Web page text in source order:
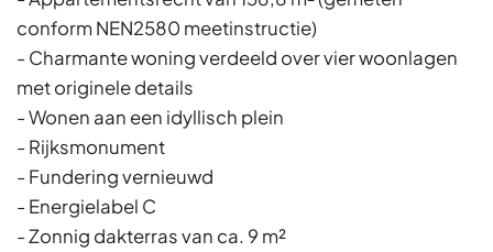
conform NEN2580 meetinstructie)
- Charmante woning verdeeld over vier woonlagen
met originele details
- Wonen aan een idyllisch plein
- Rijksmonument
- Fundering vernieuwd
- Energielabel C
- Zonnig dakterras van ca. 9 m²